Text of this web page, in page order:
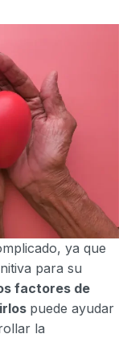
ya que
para su
factores de
puede ayudar
la